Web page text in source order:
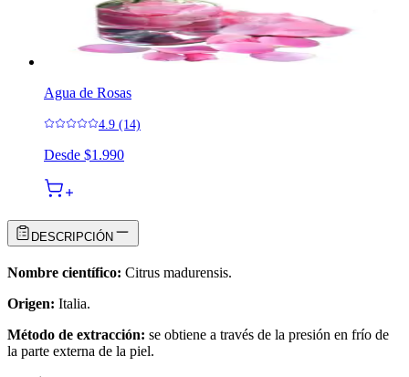
Agua de Rosas
4.9 (14)
Desde $1.990
DESCRIPCIÓN
​Nombre científico: Citrus madurensis.
Origen: Italia.
Método de extracción: se obtiene a través de la presión en frío de
la parte externa de la piel.